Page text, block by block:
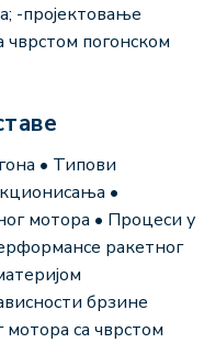
-пројектовање
чврстом погонском
• Типови
•
мотора • Процеси у
ракетног
брзине
са чврстом